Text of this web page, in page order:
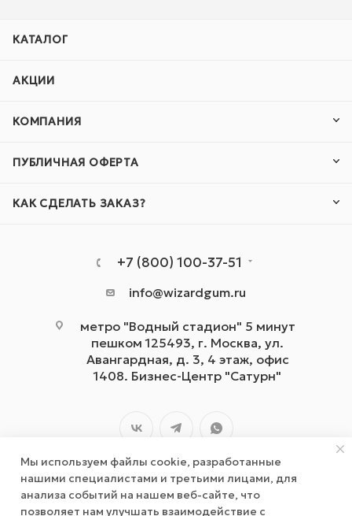
КАТАЛОГ
АКЦИИ
КОМПАНИЯ
ПУБЛИЧНАЯ ОФЕРТА
КАК СДЕЛАТЬ ЗАКАЗ?
+7 (800) 100-37-51
info@wizardgum.ru
метро "Водный стадион" 5 минут
пешком 125493, г. Москва, ул.
Авангардная, д. 3, 4 этаж, офис
1408. Бизнес-Центр "Сатурн"
Мы используем файлы cookie, разработанные
нашими специалистами и третьими лицами, для
анализа событий на нашем веб-сайте, что
позволяет нам улучшать взаимодействие с